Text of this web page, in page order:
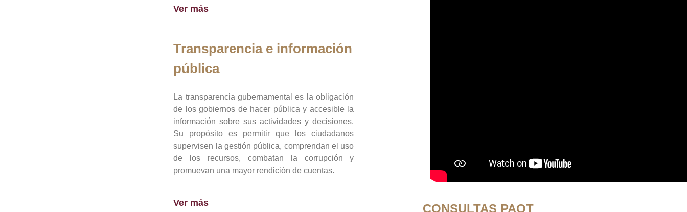
Ver más
Transparencia e información
pública
La transparencia gubernamental es la obligación
de los gobiernos de hacer pública y accesible la
información sobre sus actividades y decisiones.
Su propósito es permitir que los ciudadanos
supervisen la gestión pública, comprendan el uso
de los recursos, combatan la corrupción y
promuevan una mayor rendición de cuentas.
Ver más CONSULTAS PAOT